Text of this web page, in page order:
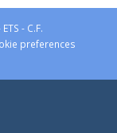
- C.F.
preferences